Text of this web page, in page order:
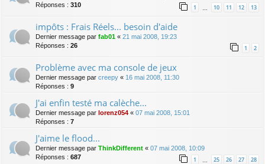
Réponses : 310 1 10 11 12 13
impôts : Frais Réels... besoin d'aide
Dernier message par fab01 « 21 mai 2008, 19:23
Réponses : 26 1 2
Problème avec ma console de jeux
Dernier message par creepy « 16 mai 2008, 11:30
Réponses : 9
J'ai enfin testé ma calèche...
Dernier message par lorenz054 « 07 mai 2008, 15:01
Réponses : 7
J'aime le flood...
Dernier message par ThinkDifferent « 07 mai 2008, 10:09
Réponses : 687 1 25 26 27 28